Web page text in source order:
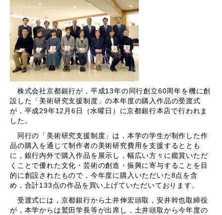
株式会社京都銀行が，平成13年の同行創立60周年を機に創
設した「美術研究支援制度」の本年度の購入作品の受渡式
が，平成29年12月6日（水曜日）に京都銀行本店で行われま
した。
同行の「美術研究支援制度」は，本学の学生が制作した作
品の購入を通じて制作者の美術研究費用を支援するととも
に，銀行内外で購入作品を展示し，幅広い方々に鑑賞いただ
くことで優れた文化・芸術の創造・振興に寄与することを目
的に創設されたもので，今年度に購入いただいた8点を含
め，合計133点の作品を買い上げていただいております。
受渡式には，京都銀行から土井伸宏頭取，安井幹也取締役
が，本学からは鷲田学長等が出席し，土井頭取から今年度の